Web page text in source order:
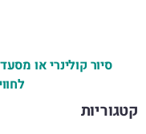
סיור קולינרי או
קטגוריות